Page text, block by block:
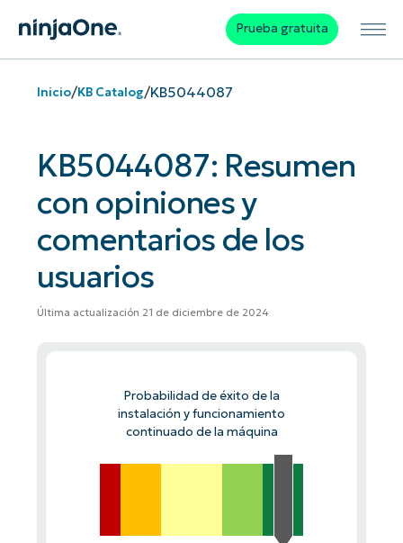
Prueba gratuita
Inicio/KB Catalog/KB5044087
KB5044087: Resumen
con opiniones y
comentarios de los
usuarios
Última actualización 21 de diciembre de 2024
Probabilidad de éxito de la
instalación y funcionamiento
continuado de la máquina